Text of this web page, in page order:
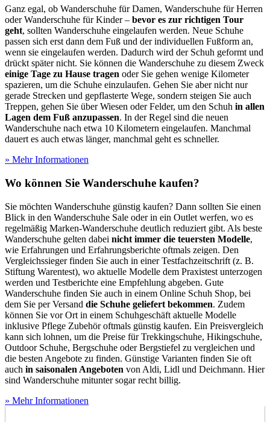
Ganz egal, ob Wanderschuhe für Damen, Wanderschuhe für Herren
oder Wanderschuhe für Kinder – bevor es zur richtigen Tour
geht, sollten Wanderschuhe eingelaufen werden. Neue Schuhe
passen sich erst dann dem Fuß und der individuellen Fußform an,
wenn sie eingelaufen werden. Dadurch wird der Schuh geformt und
drückt später nicht. Sie können die Wanderschuhe zu diesem Zweck
einige Tage zu Hause tragen oder Sie gehen wenige Kilometer
spazieren, um die Schuhe einzulaufen. Gehen Sie aber nicht nur
gerade Strecken und gepflasterte Wege, sondern steigen Sie auch
Treppen, gehen Sie über Wiesen oder Felder, um den Schuh in allen
Lagen dem Fuß anzupassen. In der Regel sind die neuen
Wanderschuhe nach etwa 10 Kilometern eingelaufen. Manchmal
dauert es auch etwas länger, manchmal geht es schneller.
» Mehr Informationen
Wo können Sie Wanderschuhe kaufen?
Sie möchten Wanderschuhe günstig kaufen? Dann sollten Sie einen
Blick in den Wanderschuhe Sale oder in ein Outlet werfen, wo es
regelmäßig Marken-Wanderschuhe deutlich reduziert gibt. Als beste
Wanderschuhe gelten dabei nicht immer die teuersten Modelle,
wie Erfahrungen und Erfahrungsberichte oftmals zeigen. Den
Vergleichssieger finden Sie auch in einer Testfachzeitschrift (z. B.
Stiftung Warentest), wo aktuelle Modelle dem Praxistest unterzogen
werden und Testberichte eine Empfehlung abgeben. Gute
Wanderschuhe finden Sie auch in einem Online Schuh Shop, bei
dem Sie per Versand die Schuhe geliefert bekommen. Zudem
können Sie vor Ort in einem Schuhgeschäft aktuelle Modelle
inklusive Pflege Zubehör oftmals günstig kaufen. Ein Preisvergleich
kann sich lohnen, um die Preise für Trekkingschuhe, Hikingschuhe,
Outdoor Schuhe, Bergschuhe oder Bergstiefel zu vergleichen und
die besten Angebote zu finden. Günstige Varianten finden Sie oft
auch in saisonalen Angeboten von Aldi, Lidl und Deichmann. Hier
sind Wanderschuhe mitunter sogar recht billig.
» Mehr Informationen